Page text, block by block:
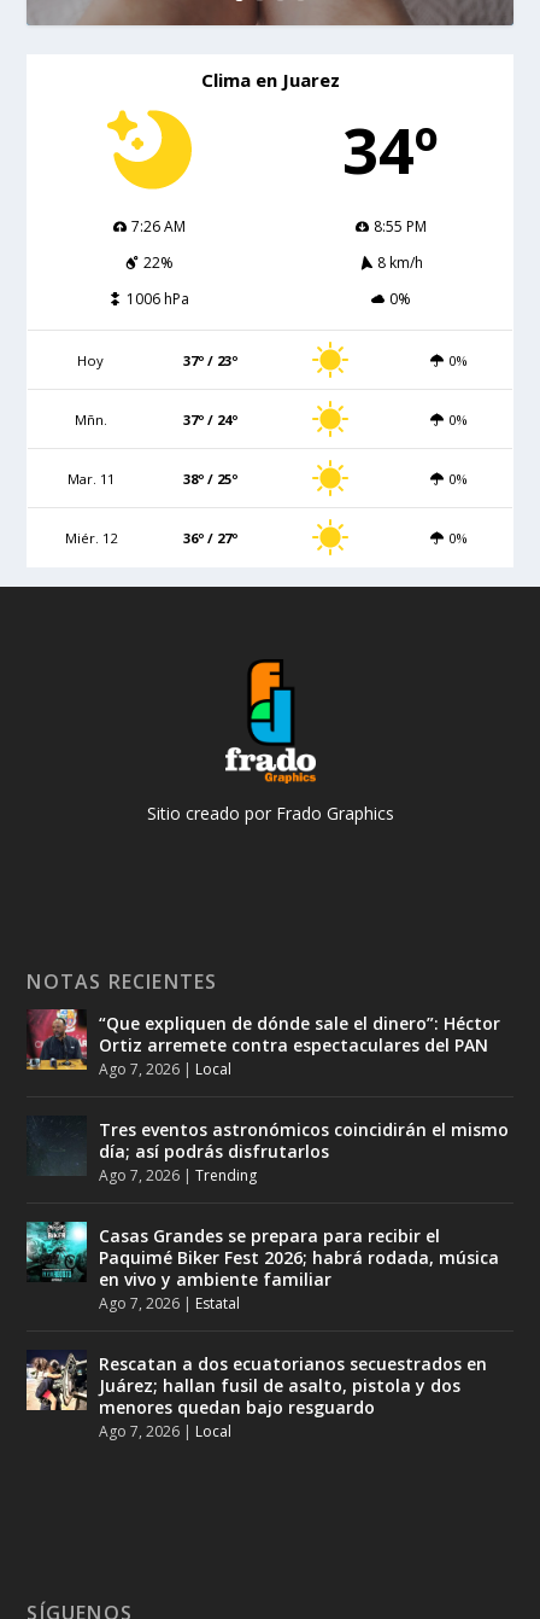
Clima en Juarez
34º
7:26 AM
8:55 PM
22%
8 km/h
1006 hPa
0%
Hoy 37º / 23º 0%
Mñn. 37º / 24º 0%
Mar. 11 38º / 25º 0%
Miér. 12 36º / 27º 0%
Sitio creado por Frado Graphics
NOTAS RECIENTES
“Que expliquen de dónde sale el dinero”: Héctor
Ortiz arremete contra espectaculares del PAN
Ago 7, 2026 | Local
Tres eventos astronómicos coincidirán el mismo
día; así podrás disfrutarlos
Ago 7, 2026 |Trending
Casas Grandes se prepara para recibir el
Paquimé Biker Fest 2026; habrá rodada, música
en vivo y ambiente familiar
Ago 7, 2026 | Estatal
Rescatan a dos ecuatorianos secuestrados en
Juárez; hallan fusil de asalto, pistola y dos
menores quedan bajo resguardo
Ago 7, 2026 | Local
SÍGUENOS